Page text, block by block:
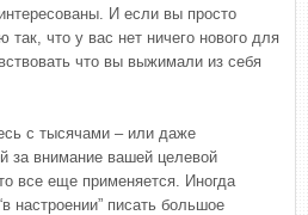
И если вы просто
так, что у вас нет ничего нового для
что вы выжимали из себя
с тысячами – или даже
за внимание вашей целевой
все еще применяется. Иногда
настроении” писать большое